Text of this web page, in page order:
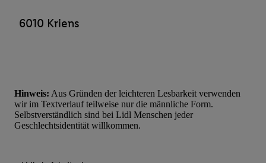
6010 Kriens
Hinweis: Aus Gründen der leichteren Lesbarkeit verwenden
wir im Textverlauf teilweise nur die männliche Form.
Selbstverständlich sind bei Lidl Menschen jeder
Geschlechtsidentität willkommen.